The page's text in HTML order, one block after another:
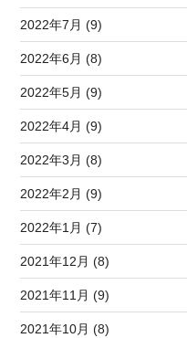
2022年7月 (9)
2022年6月 (8)
2022年5月 (9)
2022年4月 (9)
2022年3月 (8)
2022年2月 (9)
2022年1月 (7)
2021年12月 (8)
2021年11月 (9)
2021年10月 (8)